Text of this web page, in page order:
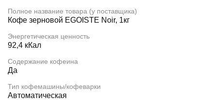
Полное название товара (у поставщика)
Кофе зерновой EGOISTE Noir, 1кг
Энергетическая ценность
92,4 кКал
Содержание кофеина
Да
Тип кофемашины/кофеварки
Автоматическая